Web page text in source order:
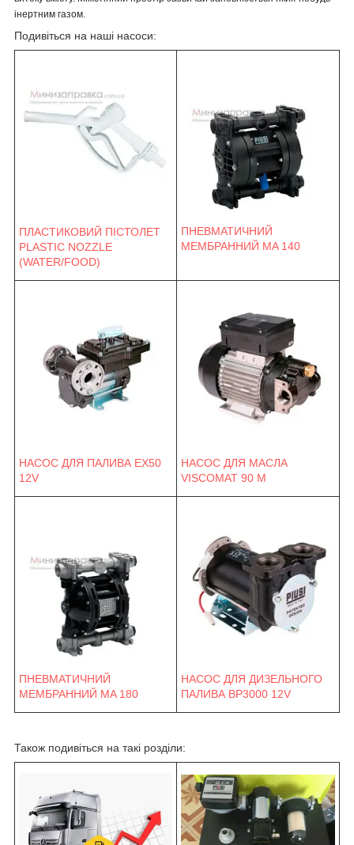
інертним газом.
Подивіться на наші насоси:
ПЛАСТИКОВИЙ ПІСТОЛЕТ
PLASTIC NOZZLE
(WATER/FOOD)
ПНЕВМАТИЧНИЙ
МЕМБРАННИЙ MA 140
НАСОС ДЛЯ ПАЛИВА EX50
12V
НАСОС ДЛЯ МАСЛА
VISCOMAT 90 M
ПНЕВМАТИЧНИЙ
МЕМБРАННИЙ MA 180
НАСОС ДЛЯ ДИЗЕЛЬНОГО
ПАЛИВА BP3000 12V
Також подивіться на такі розділи: